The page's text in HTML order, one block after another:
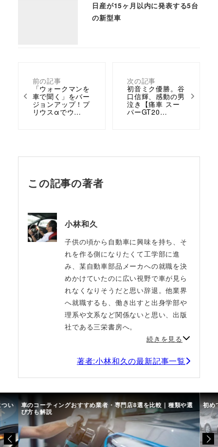
前の記事
「ウォークマンを
車で聞く」をバー
ジョンアップ！プ
リウスαでウ…
次の記事
初音ミク優勝。谷
口信輝、感動の男
泣き【痛車 スー
パーGT20…
日産が15ヶ月以内に発表する5台
の新型車
この記事の著者
小林和久
子供の頃から自動車に興味を持ち、そ
れを作る側になりたくて工学部に進
み、某自動車部品メーカへの就職を決
めかけていたのに広い視野で車が見ら
れなくなりそうだと思い辞退。他業界
へ就職するも、働き出すと出身学部や
理系や文系など関係ないと思い、出版
社である三栄書房へ。
続きを見る
著者:小林和久の最新記事一覧
い 車のコーティングおすすめ業者・専門店8選を比較｜種類や選
び方も解説
初め